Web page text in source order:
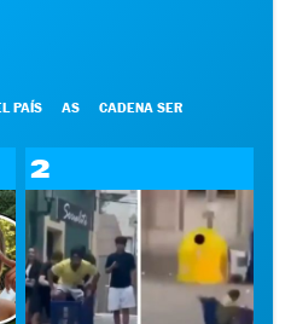
PAÍS AS CADENA SER
2